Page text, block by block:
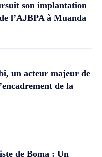
son implantation
l’AJBPA à Muanda
un acteur majeur de
de la
de Boma : Un